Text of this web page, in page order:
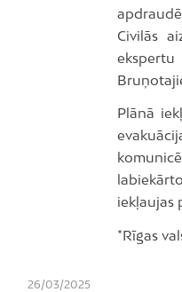
Civilās
Plānā
iekļaujas
*Rīgas
26/03/2025